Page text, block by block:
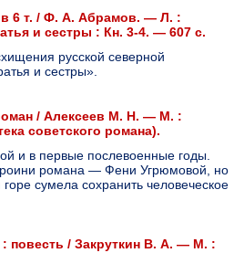
6 т. / Ф. А. Абрамов. — Л. :
и сестры : Кн. 3-4. — 607 с.
русской северной
и сестры».
/ Алексеев М. Н. — М. :
советского романа).
и в первые послевоенные годы.
романа — Фени Угрюмовой, но
сумела сохранить человеческое
: повесть / Закруткин В. А. — М. :